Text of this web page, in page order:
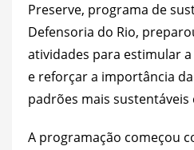
Preserve, programa de
Defensoria do Rio,
atividades para estimular
e reforçar a importância
padrões mais sustentáveis
A programação começou